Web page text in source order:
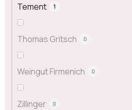
Tement 1
Thomas Gritsch 0
Weingut Firmenich 0
Zillinger 0